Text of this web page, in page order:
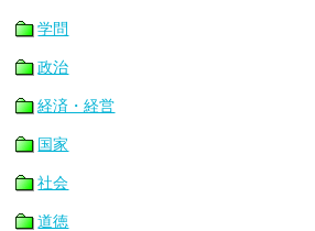
学問
政治
経済・経営
国家
社会
道徳